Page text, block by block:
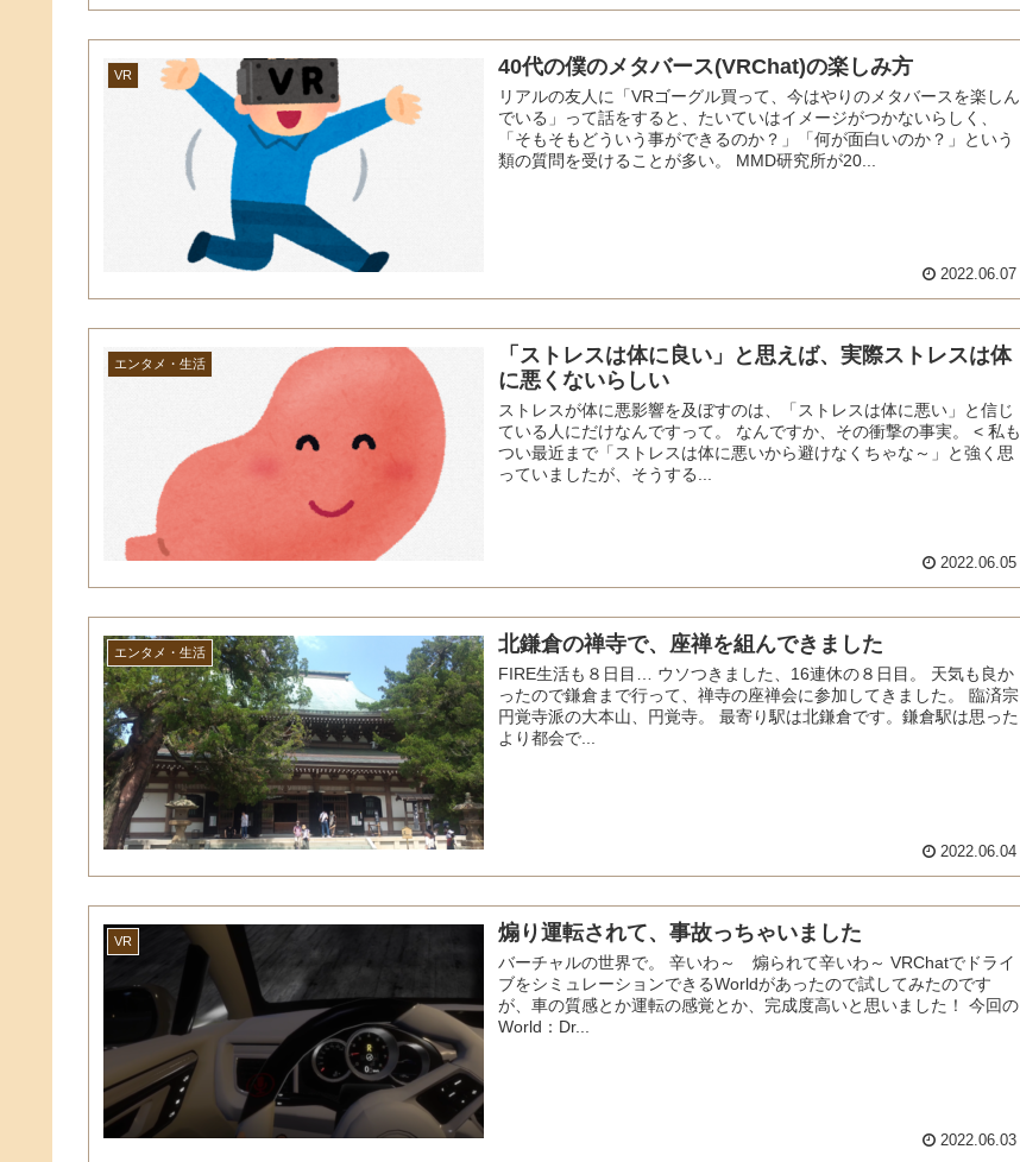
VR 40代の僕のメタバース(VRChat)の楽しみ方
リアルの友人に「VRゴーグル買って、今はやりのメタバースを楽しん
でいる」って話をすると、たいていはイメージがつかないらしく、
「そもそもどういう事ができるのか？」「何が面白いのか？」という
類の質問を受けることが多い。 MMD研究所が20...
2022.06.07
エンタメ・生活
「ストレスは体に良い」と思えば、実際ストレスは体
に悪くないらしい
ストレスが体に悪影響を及ぼすのは、「ストレスは体に悪い」と信じ
ている人にだけなんですって。 なんですか、その衝撃の事実。 < 私も
つい最近まで「ストレスは体に悪いから避けなくちゃな～」と強く思
っていましたが、そうする...
2022.06.05
エンタメ・生活 北鎌倉の禅寺で、座禅を組んできました
FIRE生活も８日目… ウソつきました、16連休の８日目。 天気も良か
ったので鎌倉まで行って、禅寺の座禅会に参加してきました。 臨済宗
円覚寺派の大本山、円覚寺。 最寄り駅は北鎌倉です。鎌倉駅は思った
より都会で...
2022.06.04
VR 煽り運転されて、事故っちゃいました
バーチャルの世界で。 辛いわ～ 煽られて辛いわ～ VRChatでドライ
ブをシミュレーションできるWorldがあったので試してみたのです
が、車の質感とか運転の感覚とか、完成度高いと思いました！ 今回の
World：Dr...
2022.06.03